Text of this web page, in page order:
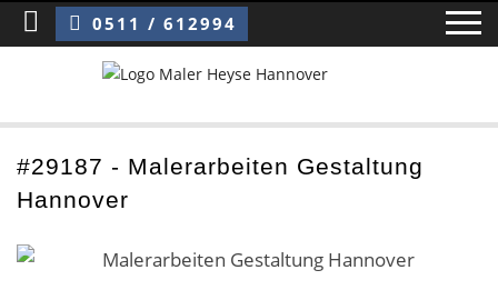
Sie sind hier:Malerarbeiten Gestaltung Hannover
0511 / 612994
Home
Über uns ›
#29187 - Malerarbeiten Gestaltung
Hannover